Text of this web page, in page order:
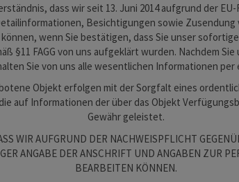
dass wir seit 13. Juni 2014 aufgrund der EU-
Besichtigungen sowie Zusendung
wenn Sie bestätigen, dass Sie unser
§11 FAGG von uns aufgeklärt wurden. Nachdem
Sie von uns alle wesentlichen Informationen per
Objekt erfolgen mit der Sorgfalt eines
auf Informationen der über das Objekt
Gewähr geleistet.
WIR AUFGRUND DER NACHWEISPFLICHT
ANGABE DER ANSCHRIFT UND ANGABEN ZUR
BEARBEITEN KÖNNEN.